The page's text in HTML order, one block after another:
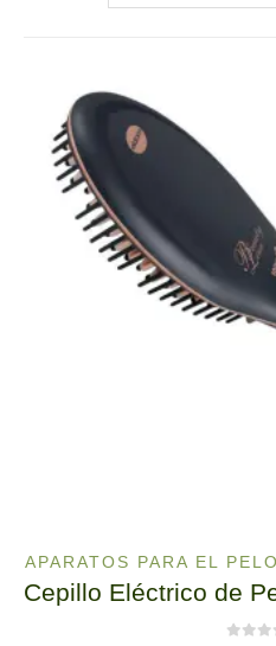
APARATOS PARA EL PELO